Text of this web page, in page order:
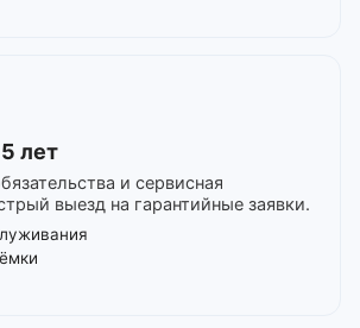
лет
и сервисная
выезд на гарантийные заявки.